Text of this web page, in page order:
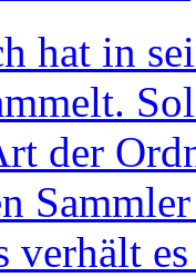
hat in
der
verhält